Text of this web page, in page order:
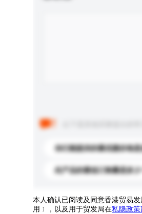
你们能提供的最优惠价格是
此产品的最低订购量是多少
本人确认已阅读及同意香港贸易发
用﹞，以及用于贸发局在私隐政策